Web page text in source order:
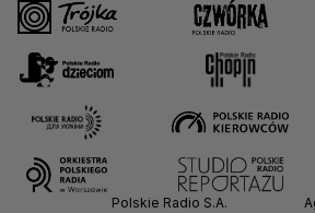
Polskie Radio S.A.